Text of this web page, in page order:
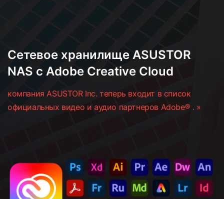
Сетевое хранилище ASUSTOR
NAS с Adobe Creative Cloud
компания ASUSTOR Inc. теперь входит в список
официальных видео и аудио партнеров Adobe® . »